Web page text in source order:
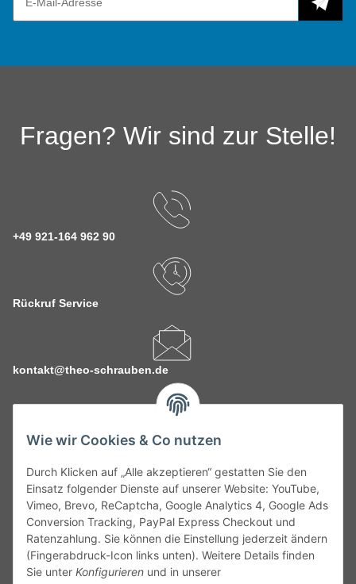
Wie wir Cookies & Co nutzen
Durch Klicken auf „Alle akzeptieren“ gestatten Sie den
Einsatz folgender Dienste auf unserer Website: YouTube,
Vimeo, Brevo, ReCaptcha, Google Analytics 4, Google Ads
Conversion Tracking, PayPal Express Checkout und
Ratenzahlung. Sie können die Einstellung jederzeit ändern
(Fingerabdruck-Icon links unten). Weitere Details finden
Sie unter Konfigurieren und in unserer
Fragen? Wir sind zur Stelle!
+49 921-164 962 90
Rückruf Service
kontakt@theo-schrauben.de
Service
Gesetzliche Informationen
Alle technischen Angaben ohne Gewähr. Irrtümer und fehlerhafte